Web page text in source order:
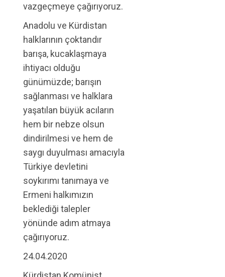
vazgeçmeye çağırıyoruz.
Anadolu ve Kürdistan
halklarının çoktandır
barışa, kucaklaşmaya
ihtiyacı olduğu
günümüzde; barışın
sağlanması ve halklara
yaşatılan büyük acıların
hem bir nebze olsun
dindirilmesi ve hem de
saygı duyulması amacıyla
Türkiye devletini
soykırımı tanımaya ve
Ermeni halkımızın
beklediği talepler
yönünde adım atmaya
çağırıyoruz.
24.04.2020